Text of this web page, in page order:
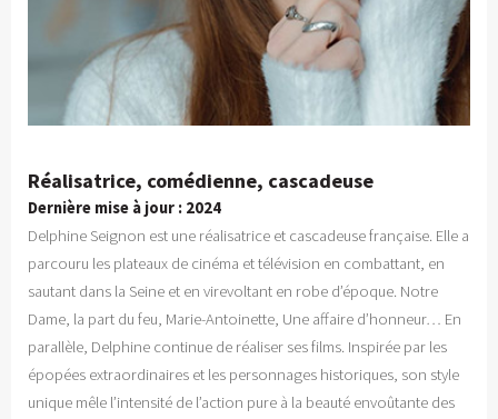
Réalisatrice, comédienne, cascadeuse
Dernière mise à jour : 2024
Delphine Seignon est une réalisatrice et cascadeuse française. Elle a
parcouru les plateaux de cinéma et télévision en combattant, en
sautant dans la Seine et en virevoltant en robe d’époque. Notre
Dame, la part du feu, Marie-Antoinette, Une affaire d’honneur… En
parallèle, Delphine continue de réaliser ses films. Inspirée par les
épopées extraordinaires et les personnages historiques, son style
unique mêle l’intensité de l’action pure à la beauté envoûtante des